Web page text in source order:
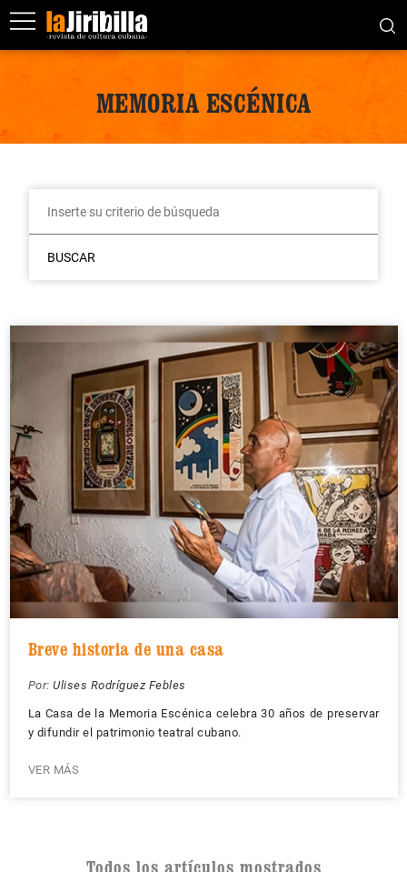
MEMORIA ESCÉNICA
BUSCAR
Breve historia de una casa
Por: Ulises Rodríguez Febles
La Casa de la Memoria Escénica celebra 30 años de preservar
y difundir el patrimonio teatral cubano.
VER MÁS
Todos los artículos mostrados